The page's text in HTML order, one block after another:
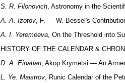
S. R. Filonovich, Astronomy in the
A. A. Izotov, F. — W. Bessel's
A. I. Yeremeeva, On the Threshold into
HISTORY OF THE CALENDAR &
D. A. Einatian, Akop Krymetsi — An
L. Ye. Maistrov, Runic Calendar of the